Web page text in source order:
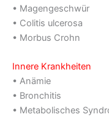
• Magengeschwür
• Colitis ulcerosa
• Morbus Crohn
Innere Krankheiten
• Anämie
• Bronchitis
• Metabolisches